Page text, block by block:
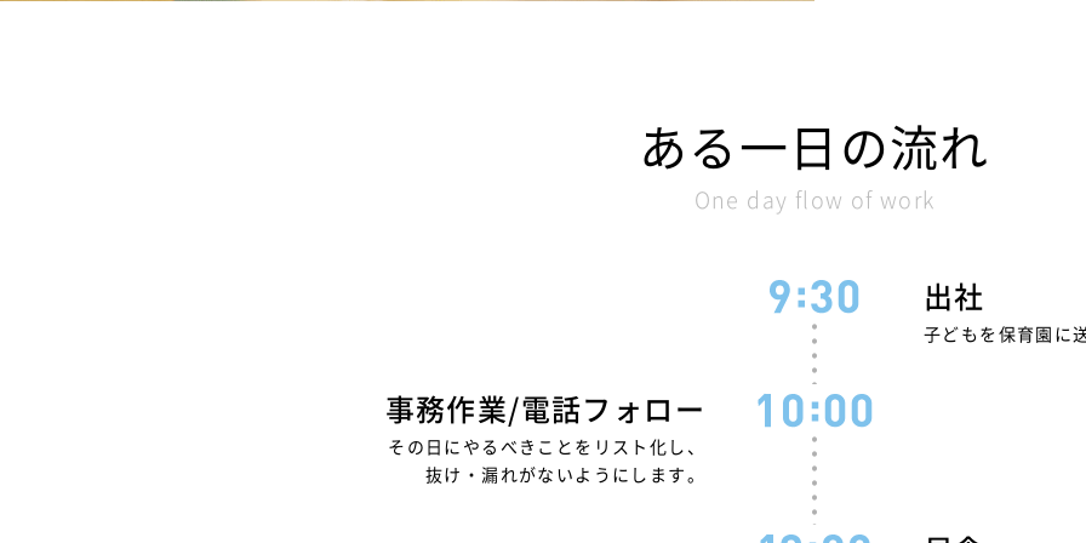
ある一日の流れ
One day flow of work
出社
子どもを保育園に
事務作業/電話フォロー
その日にやるべきことをリスト化し、
抜け・漏れがないようにします。